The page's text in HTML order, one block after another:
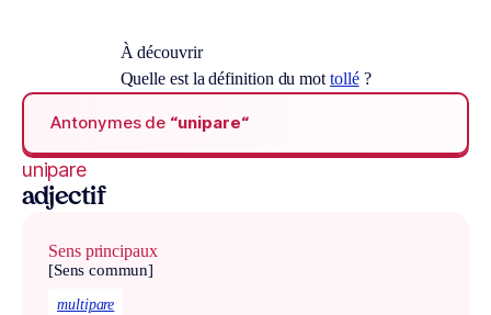
À découvrir
Quelle est la définition du mot tollé?
Antonymes de “unipare“
unipare
adjectif
Sens principaux
[Sens commun]
multipare